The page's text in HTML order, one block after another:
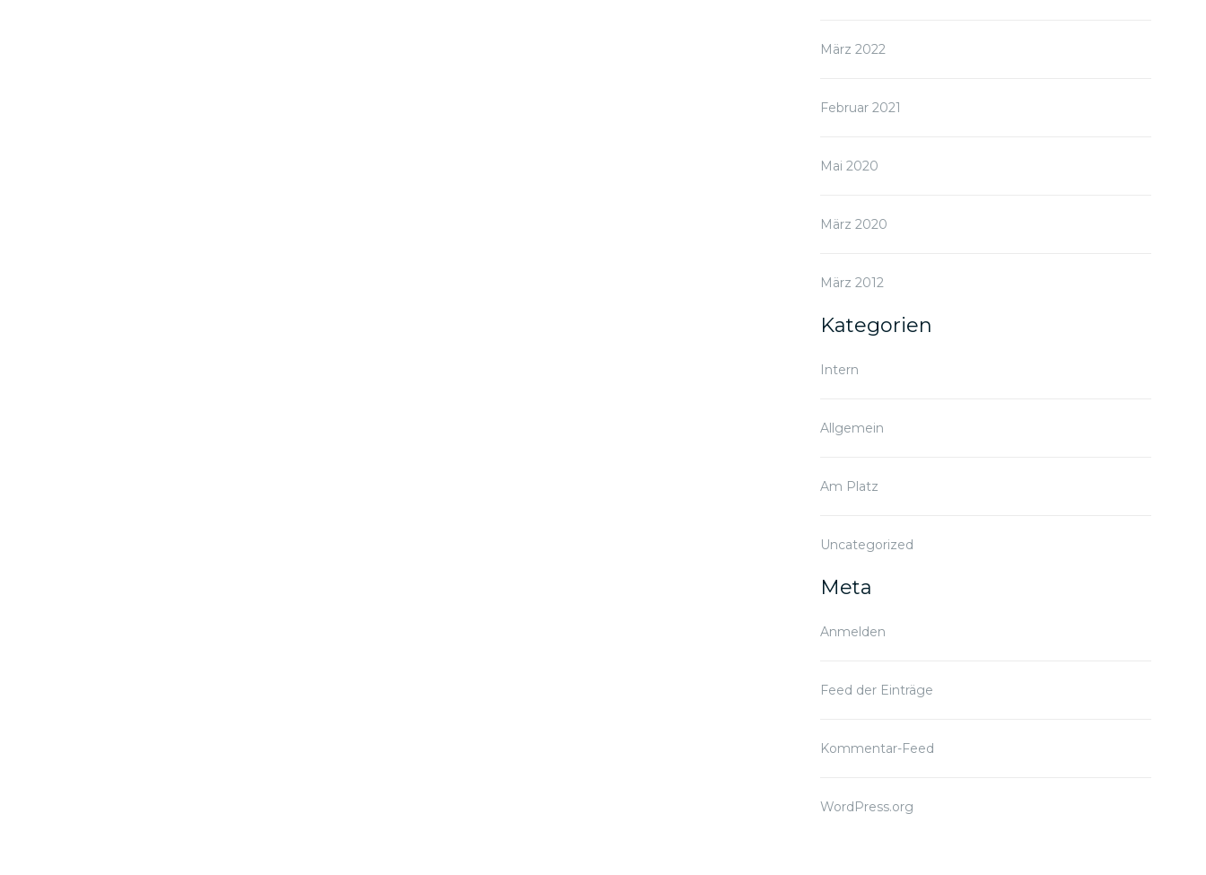
März 2022
Februar 2021
Mai 2020
März 2020
März 2012
Kategorien
Intern
Allgemein
Am Platz
Uncategorized
Meta
Anmelden
Feed der Einträge
Kommentar-Feed
WordPress.org